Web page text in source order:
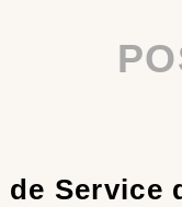
Service